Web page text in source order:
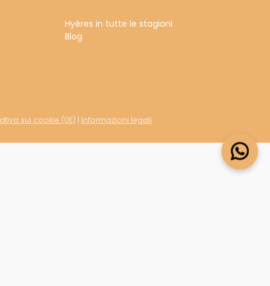
Hyères in tutte le stagioni
Blog
sui cookie (UE) | Informazioni legali